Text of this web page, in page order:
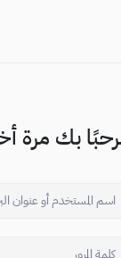
بك مرة